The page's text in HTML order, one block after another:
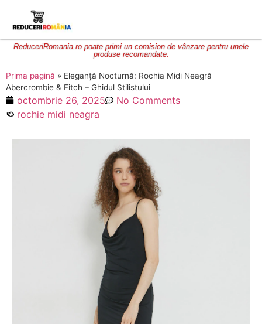
ReduceriRomania.ro poate primi un comision de vânzare pentru unele
produse recomandate.
Prima pagină » Eleganță Nocturnă: Rochia Midi Neagră
Abercrombie & Fitch – Ghidul Stilistului
octombrie 26, 2025
No Comments
rochie midi neagra